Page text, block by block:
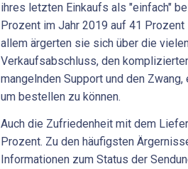
ihres letzten Einkaufs als "einfach"
Prozent im Jahr 2019 auf 41 Prozent
allem ärgerten sie sich über die
Verkaufsabschluss, den
mangelnden Support und den
um bestellen zu können.
Auch die Zufriedenheit mit dem
Prozent. Zu den häufigsten
Informationen zum Status der